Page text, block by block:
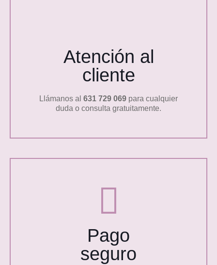
Atención al
cliente
Llámanos al 631 729 069 para cualquier
duda o consulta gratuitamente.
Pago
seguro